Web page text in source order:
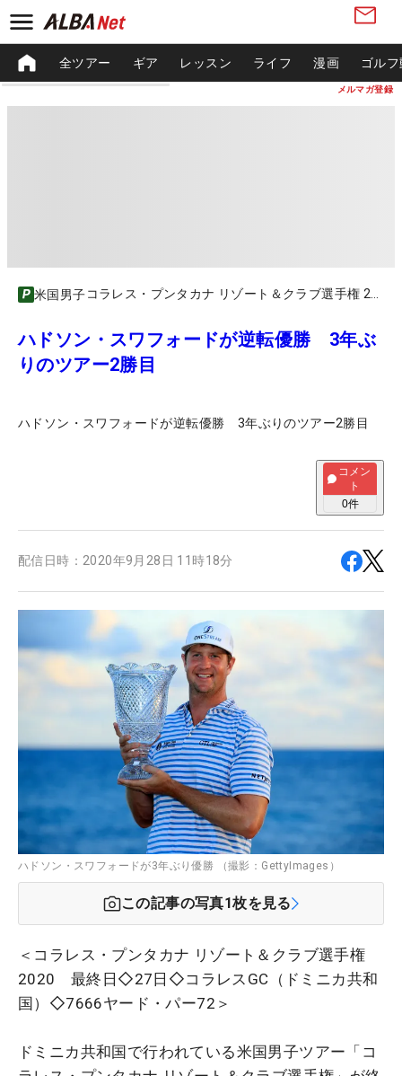
メルマガ登録
全ツアー ギア レッスン ライフ 漫画 ゴル
米国男子
ハドソン・スワフォードが逆転優勝 3年ぶ
りのツアー2勝目
ハドソン・スワフォードが逆転優勝 3年ぶりのツアー2勝目
コメン
ト
0件
配信日時： 2020年9月28日 11時18分
ハドソン・スワフォードが3年ぶり優勝 （撮影：GettyImages）
この記事の写真1枚を見る
＜コラレス・プンタカナ リゾート＆クラブ選手権
2020 最終日◇27日◇コラレスGC（ドミニカ共和
国）◇7666ヤード・パー72＞
ドミニカ共和国で行われている米国男子ツアー「コ